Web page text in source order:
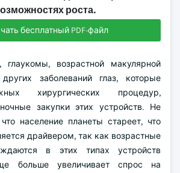
роста.
бесплатный PDF-файл
глаукомы, возрастной макулярной
заболеваний глаз, которые
хирургических процедур,
закупки этих устройств. Не
население планеты стареет, что
драйвером, так как возрастные
в этих типах устройств
больше увеличивает спрос на